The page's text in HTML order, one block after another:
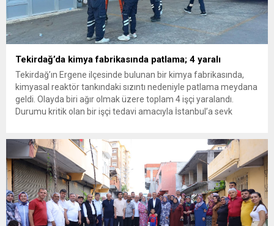
Tekirdağ’da kimya fabrikasında patlama; 4 yaralı
Tekirdağ’ın Ergene ilçesinde bulunan bir kimya fabrikasında,
kimyasal reaktör tankındaki sızıntı nedeniyle patlama meydana
geldi. Olayda biri ağır olmak üzere toplam 4 işçi yaralandı.
Durumu kritik olan bir işçi tedavi amacıyla İstanbul’a sevk
ilçesine...